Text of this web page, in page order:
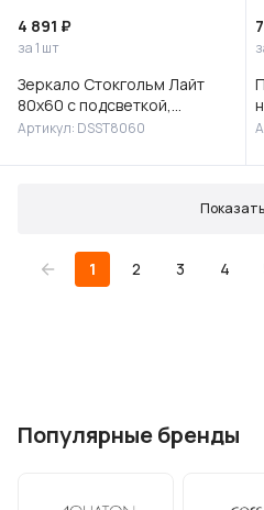
4 891 ₽
за 1 шт
Зеркало Стокгольм Лайт
80х60 с подсветкой,
DSST8060
Артикул: DSST8060
1 2 3 4
Популярные бренды